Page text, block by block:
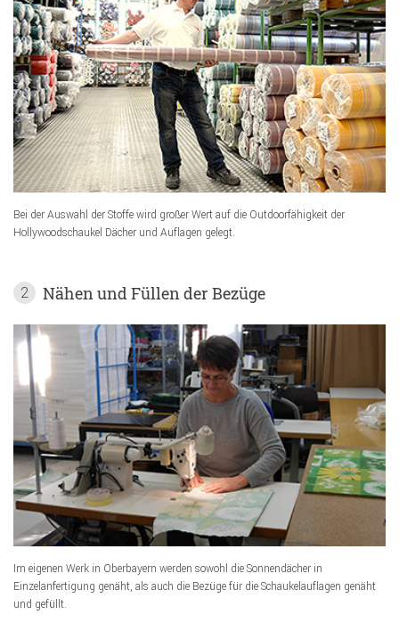
Bei der Auswahl der Stoffe wird großer Wert auf die Outdoorfähigkeit der
Hollywoodschaukel Dächer und Auflagen gelegt.
2 Nähen und Füllen der Bezüge
Im eigenen Werk in Oberbayern werden sowohl die Sonnendächer in
Einzelanfertigung genäht, als auch die Bezüge für die Schaukelauflagen genäht
und gefüllt.